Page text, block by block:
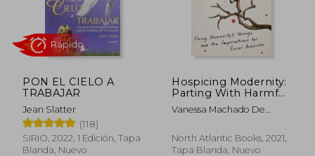
5%
dcto. 23,75 € dcto.
PON EL CIELO A
TRABAJAR
Jean Slatter
(118)
SIRIO, 2022, 1 Edición, Tapa
Blanda, Nuevo
Hospicing Modernity:
Parting With Harmful
Ways of Living (en
Inglés)
Vanessa Machado De
North Atlantic Books, 2021,
Tapa Blanda, Nuevo